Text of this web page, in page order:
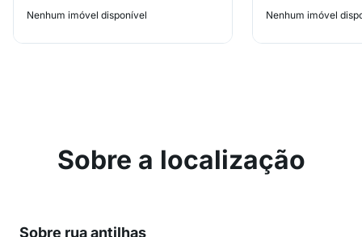
Nenhum imóvel disponível
Nenhum imóvel
Sobre a localização
Sobre rua antilhas